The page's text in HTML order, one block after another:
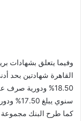
القاهرة شهادتين بحد
18.50% ودورية صرف
سنوي يبلغ 17.50% ودورية صرف عائد ربع سنوية.
كما طرح البنك مجموعة